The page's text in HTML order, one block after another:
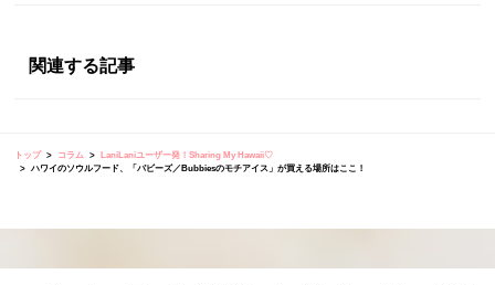
関連する記事
トップ コラム
LaniLaniユーザー発！Sharing My Hawaii♡
ハワイのソウルフード、「バビーズ／Bubbiesのモチアイス」が買える場所はここ！